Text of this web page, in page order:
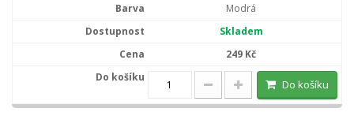
Modrá
Skladem
249 Kč
Do košíku